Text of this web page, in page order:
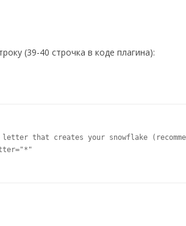
(39-40 строчка в коде плагина):
that creates your snowflake